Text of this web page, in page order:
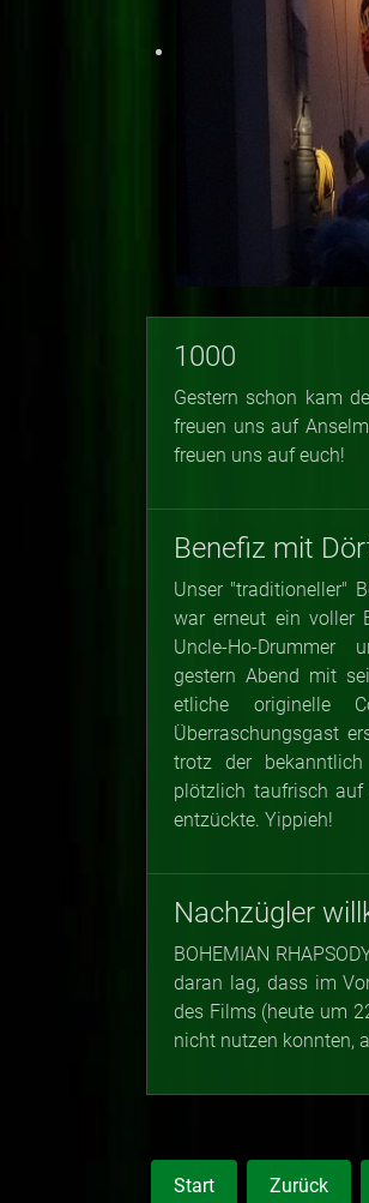
1000
Gestern schon kam
freuen uns auf
freuen uns auf euch!
Benefiz mit
Unser "traditioneller"
war erneut ein voller
Uncle-Ho-Drummer
gestern Abend mit
etliche originelle
Überraschungsgast
trotz der
plötzlich taufrisch
entzückte. Yippieh!
Nachzügler
BOHEMIAN
daran lag, dass im
des Films (heute um
nicht nutzen konnten,
Start Zurück